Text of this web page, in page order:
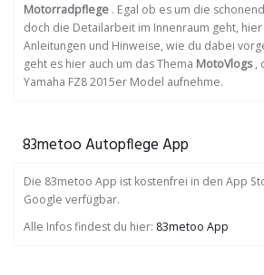
Motorradpflege . Egal ob es um die
doch die Detailarbeit im Innenraum geht,
Anleitungen und Hinweise, wie du dabei
geht es hier auch um das Thema MotoVlogs,
Yamaha FZ8 2015er Model aufnehme.
83metoo Autopflege App
Die 83metoo App ist kostenfrei in den App
Google verfügbar.
Alle Infos findest du hier: 83metoo App